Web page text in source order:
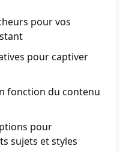
pour vos
pour captiver
fonction du contenu
pour
sujets et styles